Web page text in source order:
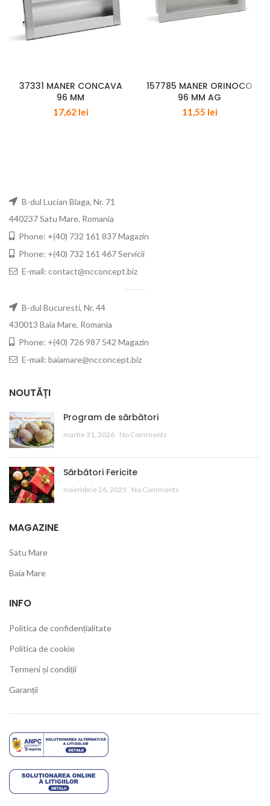
37331 MANER CONCAVA
96 MM
17,62 lei
157785 MANER ORINOCO
96 MM AG
11,55 lei
B-dul Lucian Blaga, Nr. 71
440237 Satu Mare, Romania
Phone: +(40) 732 161 837 Magazin
Phone: +(40) 732 161 467 Servicii
E-mail: contact@ncconcept.biz
B-dul Bucuresti, Nr. 44
430013 Baia Mare, Romania
Phone: +(40) 726 987 542 Magazin
E-mail: baiamare@ncconcept.biz
NOUTĂȚI
Program de sărbători
martie 31, 2026 No Comments
Sărbători Fericite
noiembrie 26, 2025 No Comments
MAGAZINE
Satu Mare
Baia Mare
INFO
Politica de confidențialitate
Politica de cookie
Termeni și condiții
Garanții